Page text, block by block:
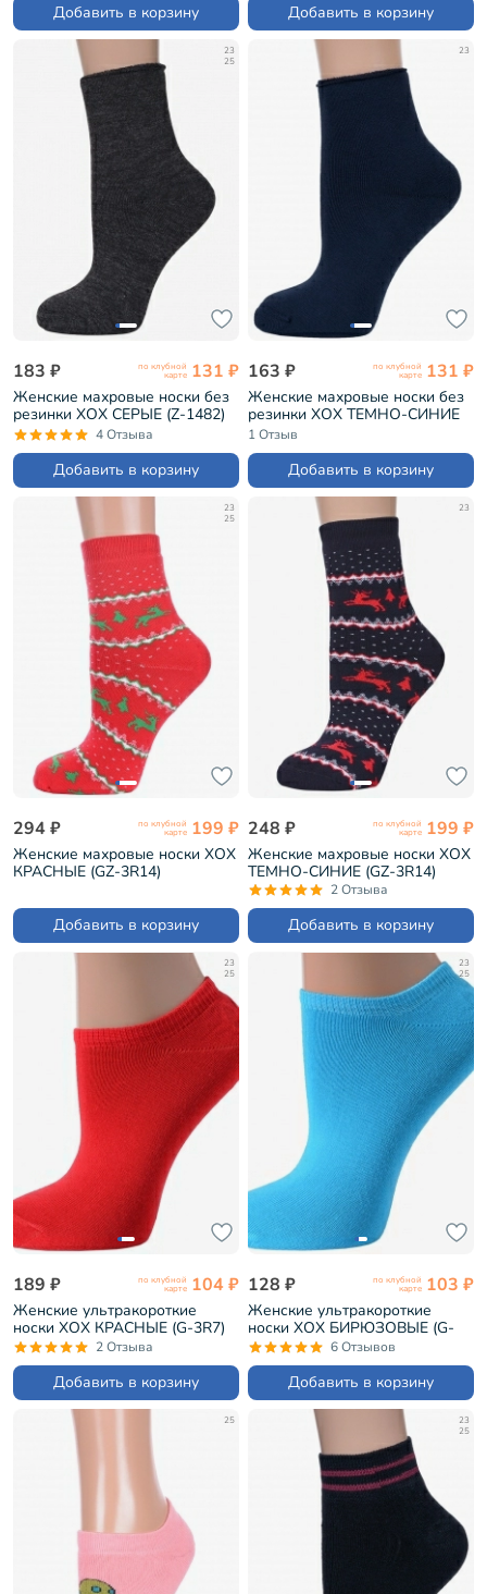
Добавить в корзину
Добавить в корзину
23
25
183 ₽ по клубной
карте 131 ₽
Женские махровые носки без
резинки ХОХ СЕРЫЕ (Z-1482)
4 Отзыва
Добавить в корзину
23
163 ₽ по клубной
карте 131 ₽
Женские махровые носки без
резинки ХОХ ТЕМНО-СИНИЕ
(Z-1482)
1 Отзыв
Добавить в корзину
23
25
294 ₽ по клубной
карте 199 ₽
Женские махровые носки ХОХ
КРАСНЫЕ (GZ-3R14)
Добавить в корзину
23
248 ₽ по клубной
карте 199 ₽
Женские махровые носки ХОХ
ТЕМНО-СИНИЕ (GZ-3R14)
2 Отзыва
Добавить в корзину
23
25
189 ₽ по клубной
карте 104 ₽
Женские ультракороткие
носки ХОХ КРАСНЫЕ (G-3R7)
2 Отзыва
Добавить в корзину
23
25
128 ₽ по клубной
карте 103 ₽
Женские ультракороткие
носки ХОХ БИРЮЗОВЫЕ (G-
3R7)
6 Отзывов
Добавить в корзину
25
23
25